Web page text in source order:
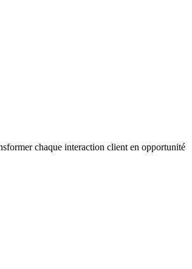
chaque interaction client en opportunité